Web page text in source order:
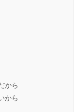
から
から